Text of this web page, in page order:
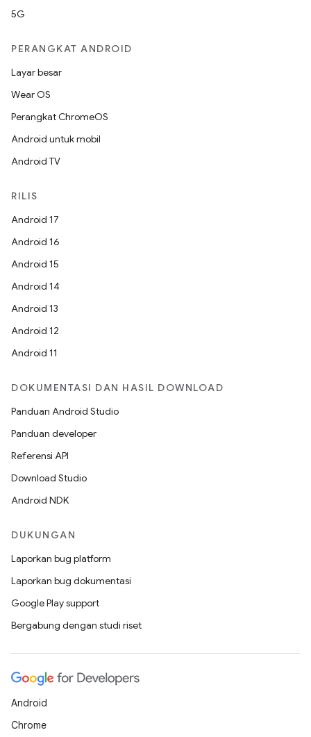
5G
PERANGKAT ANDROID
Layar besar
Wear OS
Perangkat ChromeOS
Android untuk mobil
Android TV
RILIS
Android 17
Android 16
Android 15
Android 14
Android 13
Android 12
Android 11
DOKUMENTASI DAN HASIL DOWNLOAD
Panduan Android Studio
Panduan developer
Referensi API
Download Studio
Android NDK
DUKUNGAN
Laporkan bug platform
Laporkan bug dokumentasi
Google Play support
Bergabung dengan studi riset
Android
Chrome